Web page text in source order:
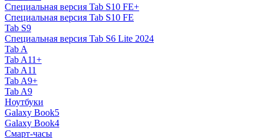
Специальная версия Tab S10 FE+
Специальная версия Tab S10 FE
Tab S9
Специальная версия Tab S6 Lite 2024
Tab A
Tab A11+
Tab A11
Tab A9+
Tab A9
Ноутбуки
Galaxy Book5
Galaxy Book4
Смарт-часы